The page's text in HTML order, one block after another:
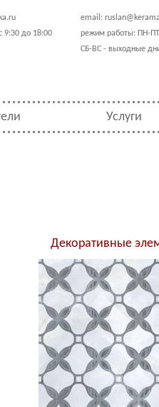
9:30 до 18:00
email:
режим работы: ПН-
СБ-ВС - выходные
Услуги
Декоративные